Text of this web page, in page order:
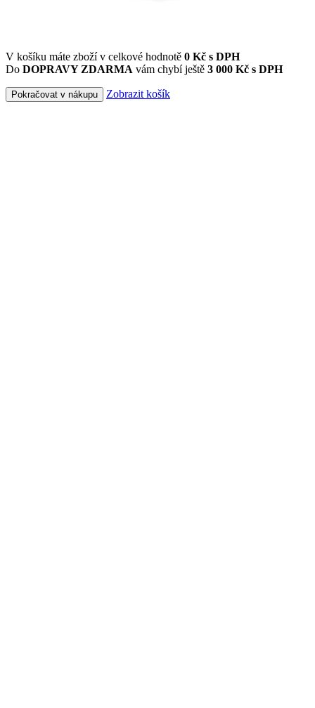
V košíku máte zboží v celkové hodnotě 0 Kč s DPH
Do DOPRAVY ZDARMA vám chybí ještě 3 000 Kč s DPH
Pokračovat v nákupu Zobrazit košík